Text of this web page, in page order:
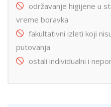
održavanje higijene u
vreme boravka
fakultativni izleti koji
putovanja
ostali individualni i